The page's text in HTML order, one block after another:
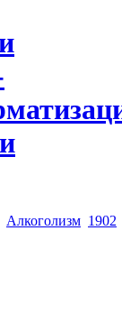
Алкоголизм 1902